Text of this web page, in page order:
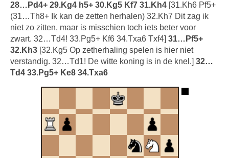
28…Pd4+ 29.Kg4 h5+ 30.Kg5 Kf7 31.Kh4 [31.Kh6 Pf5+
(31…Th8+ Ik kan de zetten herhalen) 32.Kh7 Dit zag ik
niet zo zitten, maar is misschien toch iets beter voor
zwart. 32…Td4! 33.Pg5+ Kf6 34.Txa6 Txf4] 31…Pf5+
32.Kh3 [32.Kg5 Op zetherhaling spelen is hier niet
verstandig. 32…Td1! De witte koning is in de knel.] 32…
Td4 33.Pg5+ Ke8 34.Txa6